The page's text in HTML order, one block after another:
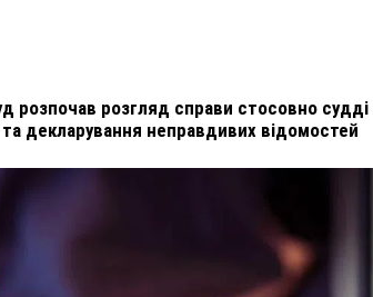
розпочав розгляд справи стосовно
декларування неправдивих відомостей